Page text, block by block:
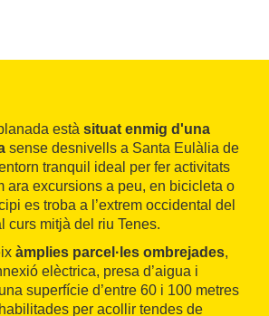
està situat enmig d'una
sense desnivells a Santa Eulàlia de
tranquil ideal per fer activitats
ara excursions a peu, en bicicleta o
es troba a l’extrem occidental del
curs mitjà del riu Tenes.
àmplies parcel·les ombrejades,
elèctrica, presa d’aigua i
superfície d’entre 60 i 100 metres
per acollir tendes de